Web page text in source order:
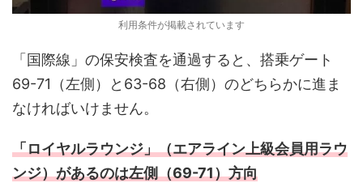
利用条件が掲載されています
「国際線」の保安検査を通過すると、搭乗ゲート
69-71（左側）と63-68（右側）のどちらかに進ま
なければいけません。
「ロイヤルラウンジ」（エアライン上級会員用ラウ
ンジ）があるのは左側（69-71）方向